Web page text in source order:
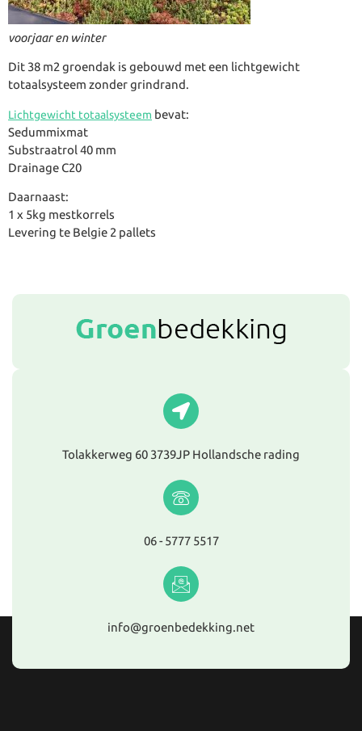
voorjaar en winter
Dit 38 m2 groendak is gebouwd met een lichtgewicht
totaalsysteem zonder grindrand.
Lichtgewicht totaalsysteem bevat:
Sedummixmat
Substraatrol 40 mm
Drainage C20
Daarnaast:
1 x 5kg mestkorrels
Levering te Belgie 2 pallets
Tolakkerweg 60 3739JP Hollandsche rading
06 - 5777 5517
info@groenbedekking.net